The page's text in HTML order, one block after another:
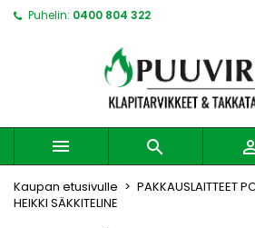
Puhelin: 0400 804 322
 
Kaupan etusivulle PAKKAUSLAITTEET
HEIKKI SÄKKITELINE